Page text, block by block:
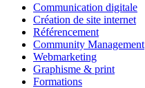
Communication digitale
Création de site internet
Référencement
Community Management
Webmarketing
Graphisme & print
Formations